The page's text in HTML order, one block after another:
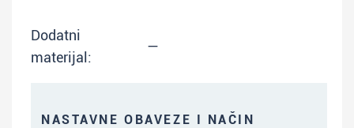
Dodatni
materijal:
—
NASTAVNE OBAVEZE I NAČIN